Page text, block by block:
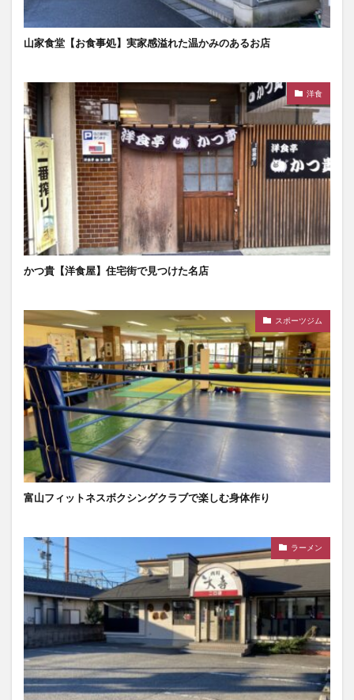
山家食堂【お食事処】実家感溢れた温かみのあるお店
洋食
かつ貴【洋食屋】住宅街で見つけた名店
スポーツジム
富山フィットネスボクシングクラブで楽しむ身体作り
ラーメン